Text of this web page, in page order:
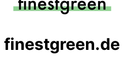
finestgreen.de